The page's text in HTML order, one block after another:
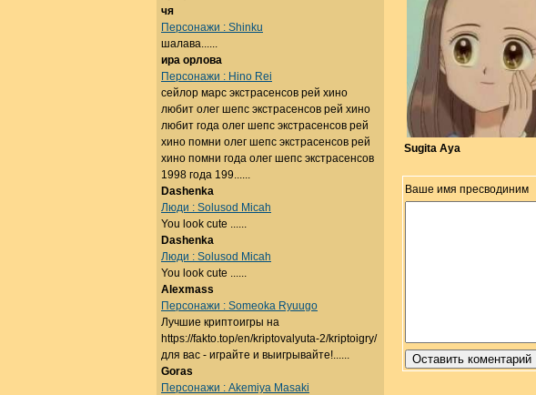
Sugita Aya
Ваше имя пресводиним
чя
Персонажи : Shinku
шалава......
ира орлова
Персонажи : Hino Rei
сейлор марс экстрасенсов рей хино
любит олег шепс экстрасенсов рей хино
любит года олег шепс экстрасенсов рей
хино помни олег шепс экстрасенсов рей
хино помни года олег шепс экстрасенсов
1998 года 199......
Dashenka
Люди : Solusod Micah
You look cute ......
Dashenka
Люди : Solusod Micah
You look cute ......
Alexmass
Персонажи : Someoka Ryuugo
Лучшие криптоигры на
https://fakto.top/en/kriptovalyuta-2/kriptoigry/
для вас - играйте и выигрывайте!......
Goras
Персонажи : Akemiya Masaki